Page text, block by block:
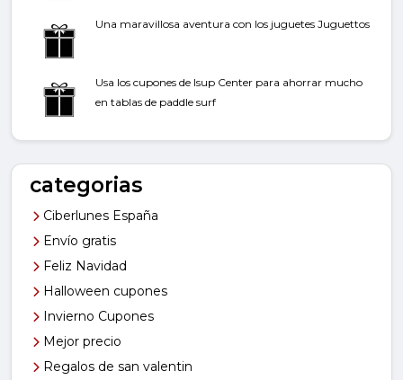
Una maravillosa aventura con los juguetes Juguettos
Usa los cupones de Isup Center para ahorrar mucho
en tablas de paddle surf
categorias
Ciberlunes España
Envío gratis
Feliz Navidad
Halloween cupones
Invierno Cupones
Mejor precio
Regalos de san valentin